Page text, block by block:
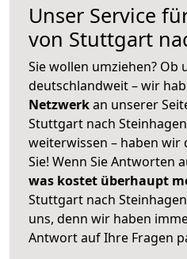
Unser Service
von Stuttgart
Sie wollen umziehen? Ob
deutschlandweit – wir
Netzwerkan unserer
Stuttgart nach
weiterwissen – haben
Sie! Wenn Sie Antworten
was kostet überhaupt
Stuttgart nach
uns, denn wir haben
Antwort auf Ihre Fragen